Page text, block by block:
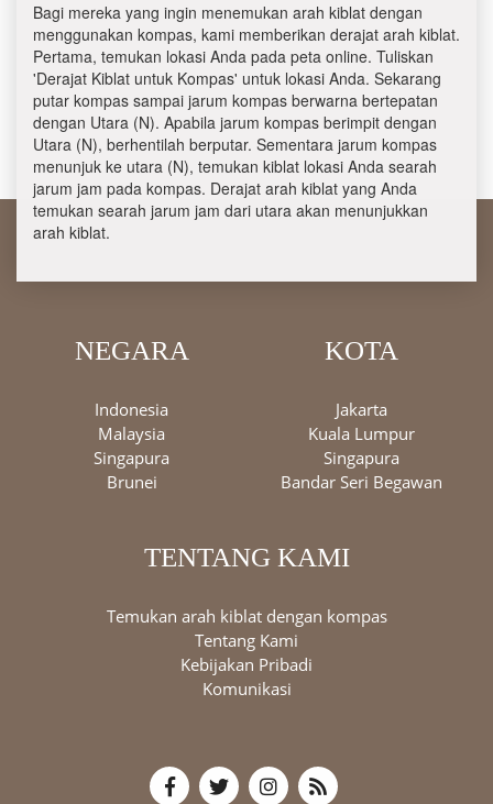
Bagi mereka yang ingin menemukan arah kiblat dengan
menggunakan kompas, kami memberikan derajat arah kiblat.
Pertama, temukan lokasi Anda pada peta online. Tuliskan
'Derajat Kiblat untuk Kompas' untuk lokasi Anda. Sekarang
putar kompas sampai jarum kompas berwarna bertepatan
dengan Utara (N). Apabila jarum kompas berimpit dengan
Utara (N), berhentilah berputar. Sementara jarum kompas
menunjuk ke utara (N), temukan kiblat lokasi Anda searah
jarum jam pada kompas. Derajat arah kiblat yang Anda
temukan searah jarum jam dari utara akan menunjukkan
arah kiblat.
NEGARA
Indonesia
Malaysia
Singapura
Brunei
KOTA
Jakarta
Kuala Lumpur
Singapura
Bandar Seri Begawan
TENTANG KAMI
Temukan arah kiblat dengan kompas
Tentang Kami
Kebijakan Pribadi
Komunikasi